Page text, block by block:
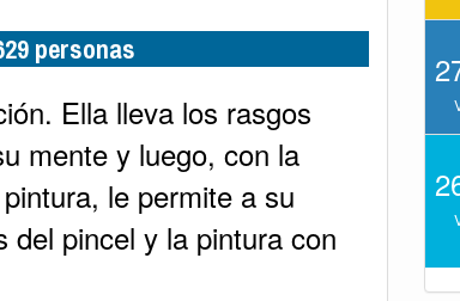
personas
Ella lleva los rasgos
mente y luego, con la
le permite a su
del pincel y la pintura con